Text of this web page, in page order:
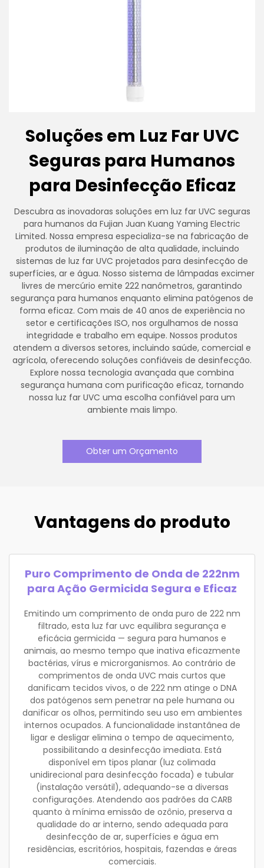
Soluções em Luz Far UVC
Seguras para Humanos
para Desinfecção Eficaz
Descubra as inovadoras soluções em luz far UVC seguras
para humanos da Fujian Juan Kuang Yaming Electric
Limited. Nossa empresa especializa-se na fabricação de
produtos de iluminação de alta qualidade, incluindo
sistemas de luz far UVC projetados para desinfecção de
superfícies, ar e água. Nosso sistema de lâmpadas excimer
livres de mercúrio emite 222 nanômetros, garantindo
segurança para humanos enquanto elimina patógenos de
forma eficaz. Com mais de 40 anos de experiência no
setor e certificações ISO, nos orgulhamos de nossa
integridade e trabalho em equipe. Nossos produtos
atendem a diversos setores, incluindo saúde, comercial e
agrícola, oferecendo soluções confiáveis de desinfecção.
Explore nossa tecnologia avançada que combina
segurança humana com purificação eficaz, tornando
nossa luz far UVC uma escolha confiável para um
ambiente mais limpo.
Obter um Orçamento
Vantagens do produto
Puro Comprimento de Onda de 222nm
para Ação Germicida Segura e Eficaz
Emitindo um comprimento de onda puro de 222 nm
filtrado, esta luz far uvc equilibra segurança e
eficácia germicida — segura para humanos e
animais, ao mesmo tempo que inativa eficazmente
bactérias, vírus e microrganismos. Ao contrário de
comprimentos de onda UVC mais curtos que
danificam tecidos vivos, o de 222 nm atinge o DNA
dos patógenos sem penetrar na pele humana ou
danificar os olhos, permitindo seu uso em ambientes
internos ocupados. A funcionalidade instantânea de
ligar e desligar elimina o tempo de aquecimento,
possibilitando a desinfecção imediata. Está
disponível em tipos planar (luz colimada
unidirecional para desinfecção focada) e tubular
(instalação versátil), adequando-se a diversas
configurações. Atendendo aos padrões da CARB
quanto à mínima emissão de ozônio, preserva a
qualidade do ar interno, sendo adequada para
desinfecção de ar, superfícies e água em
residências, escritórios, hospitais, fazendas e áreas
comerciais.